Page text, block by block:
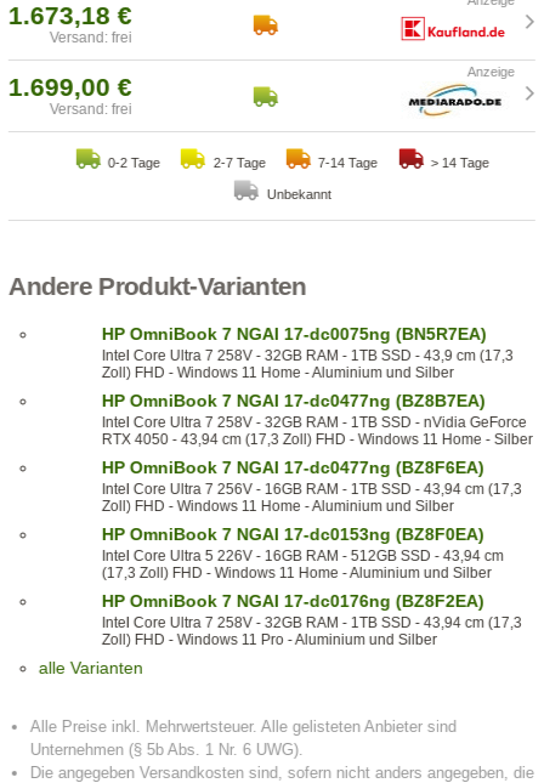
1.673,18 €
Versand: frei
1.699,00 €
Versand: frei
0-2 Tage 2-7 Tage 7-14 Tage > 14 Tage
Unbekannt
Andere Produkt-Varianten
HP OmniBook 7 NGAI 17-dc0075ng (BN5R7EA)
Intel Core Ultra 7 258V - 32GB RAM - 1TB SSD - 43,9 cm (17,3
Zoll) FHD - Windows 11 Home - Aluminium und Silber
HP OmniBook 7 NGAI 17-dc0477ng (BZ8B7EA)
Intel Core Ultra 7 258V - 32GB RAM - 1TB SSD - nVidia GeForce
RTX 4050 - 43,94 cm (17,3 Zoll) FHD - Windows 11 Home - Silber
HP OmniBook 7 NGAI 17-dc0477ng (BZ8F6EA)
Intel Core Ultra 7 256V - 16GB RAM - 1TB SSD - 43,94 cm (17,3
Zoll) FHD - Windows 11 Home - Aluminium und Silber
HP OmniBook 7 NGAI 17-dc0153ng (BZ8F0EA)
Intel Core Ultra 5 226V - 16GB RAM - 512GB SSD - 43,94 cm
(17,3 Zoll) FHD - Windows 11 Home - Aluminium und Silber
HP OmniBook 7 NGAI 17-dc0176ng (BZ8F2EA)
Intel Core Ultra 7 258V - 32GB RAM - 1TB SSD - 43,94 cm (17,3
Zoll) FHD - Windows 11 Pro - Aluminium und Silber
alle Varianten